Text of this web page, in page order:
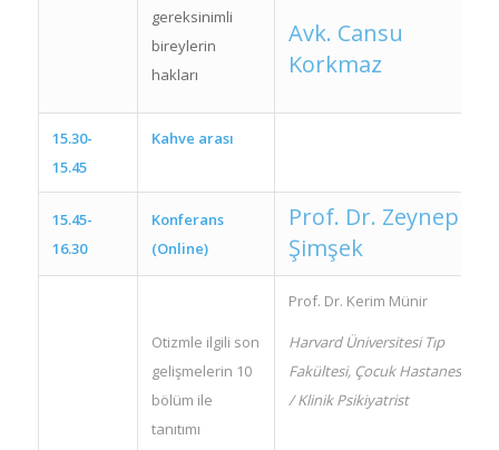
gereksinimli
bireylerin
hakları
Avk. Cansu
Korkmaz
15.30-
15.45
Kahve arası
15.45-
16.30
Konferans
(Online)
Prof. Dr. Zeynep
Şimşek
Otizmle ilgili son
gelişmelerin 10
bölüm ile
tanıtımı
Prof. Dr. Kerim Münir
Harvard Üniversitesi Tıp
Fakültesi, Çocuk Hastanesi
/ Klinik Psikiyatrist